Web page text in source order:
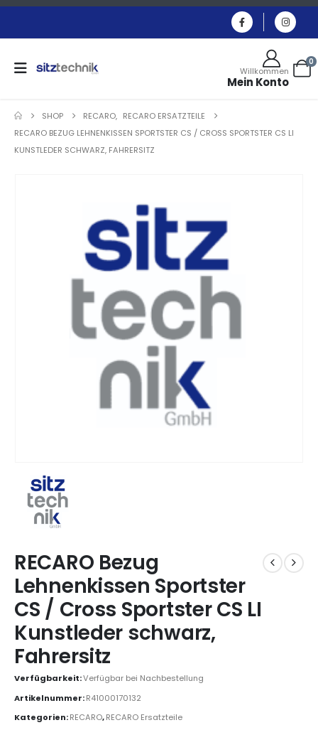
Willkommen
Mein Konto
0
SHOP RECARO, RECARO ERSATZTEILE
RECARO BEZUG LEHNENKISSEN SPORTSTER CS / CROSS SPORTSTER CS LI
KUNSTLEDER SCHWARZ, FAHRERSITZ
RECARO Bezug
Lehnenkissen Sportster
CS / Cross Sportster CS LI
Kunstleder schwarz,
Fahrersitz
Verfügbarkeit:Verfügbar bei Nachbestellung
Artikelnummer:R41000170132
Kategorien:RECARO,RECARO Ersatzteile